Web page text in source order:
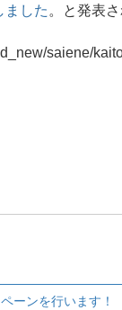
ました 。と発表さ
saiene/
ーンを行います！